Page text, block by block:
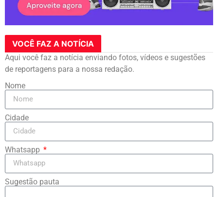
VOCÊ FAZ A NOTÍCIA
Aqui você faz a notícia enviando fotos, vídeos e sugestões
de reportagens para a nossa redação.
Nome
Cidade
Whatsapp
Sugestão pauta